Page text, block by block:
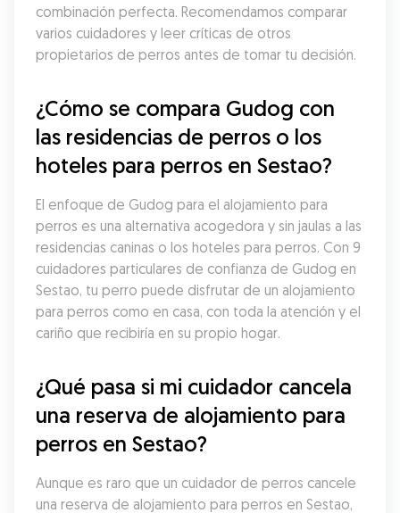
combinación perfecta. Recomendamos comparar
varios cuidadores y leer críticas de otros
propietarios de perros antes de tomar tu decisión.
¿Cómo se compara Gudog con
las residencias de perros o los
hoteles para perros en Sestao?
El enfoque de Gudog para el alojamiento para
perros es una alternativa acogedora y sin jaulas a las
residencias caninas o los hoteles para perros. Con 9
cuidadores particulares de confianza de Gudog en
Sestao, tu perro puede disfrutar de un alojamiento
para perros como en casa, con toda la atención y el
cariño que recibiría en su propio hogar.
¿Qué pasa si mi cuidador cancela
una reserva de alojamiento para
perros en Sestao?
Aunque es raro que un cuidador de perros cancele
una reserva de alojamiento para perros en Sestao,